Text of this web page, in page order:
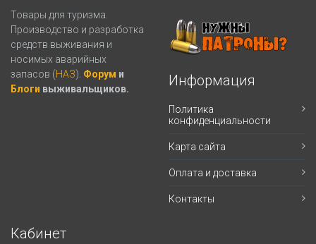
Товары для туризма.
Производство и разработка
средств выживания и
носимых аварийных
запасов (НАЗ). Форум и
Блоги выживальщиков.
Информация
Политика
конфиденциальности
Карта сайта
Оплата и доставка
Контакты
Кабинет